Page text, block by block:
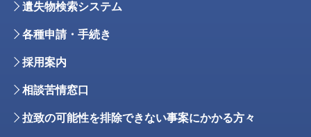
遺失物検索システム
各種申請・手続き
採用案内
相談苦情窓口
拉致の可能性を排除できない事案にかかる方々